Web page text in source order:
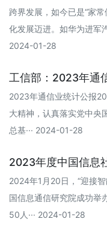
跨界发展，如今已是“家
化发展迈进。如华为进军
2024-01-28
工信部：2023年通
2023年通信业统计公报
大精神，认真落实党中央
总基··· 2024-01-28
2023年度中国信息
2024年1月20日，“迎接
国信息通信研究院成功举
50人··· 2024-01-28